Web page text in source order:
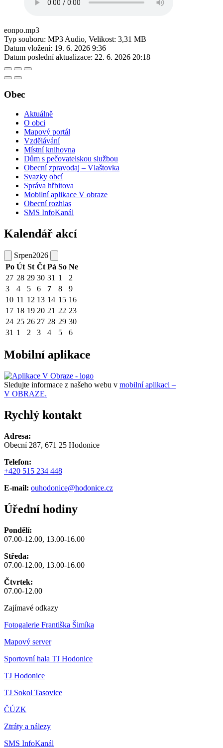
eonpo.mp3
Typ souboru: MP3 Audio, Velikost: 3,31 MB
Datum vložení: 19. 6. 2026 9:36
Datum poslední aktualizace: 22. 6. 2026 20:18
Obec
Aktuálně
O obci
Mapový portál
Vzdělávání
Místní knihovna
Dům s pečovatelskou službou
Obecní zpravodaj – Vlaštovka
Svazky obcí
Správa hřbitova
Mobilní aplikace V obraze
Obecní rozhlas
SMS InfoKanál
Kalendář akcí
Srpen2026
Po Út St Čt Pá So Ne
27 28 29 30 31 1
2
3
4 5 6 7 8
9
10 11 12 13 14 15 16
17 18 19 20 21 22 23
24 25 26 27 28 29 30
31 1 2 3 4 5 6
Mobilní aplikace
Sledujte informace z našeho webu v mobilní aplikaci –
V OBRAZE.
Rychlý kontakt
Adresa:
Obecní 287, 671 25 Hodonice
Telefon:
+420 515 234 448
E-mail: ouhodonice@hodonice.cz
Úřední hodiny
Pondělí:
07.00-12.00, 13.00-16.00
Středa:
07.00-12.00, 13.00-16.00
Čtvrtek:
07.00-12.00
Zajímavé odkazy
Fotogalerie Františka Šimíka
Mapový server
Sportovní hala TJ Hodonice
TJ Hodonice
TJ Sokol Tasovice
ČÚZK
Ztráty a nálezy
SMS InfoKanál